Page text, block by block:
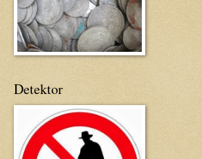
Detektor